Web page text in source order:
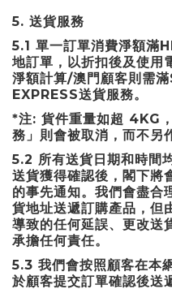
5. 送貨服務
5.1 單一訂單消費淨額滿
地訂單，以折扣後及使用
淨額計算/澳門顧客則需滿
EXPRESS送貨服務。
*注: 貨件重量如超 4KG
務」則會被取消，而不另
5.2 所有送貨日期和時間
送貨獲得確認後，閣下將
的事先通知。我們會盡合
貨地址送遞訂購產品，但
導致的任何延誤、更改送
承擔任何責任。
5.3 我們會按照顧客在本
於顧客提交訂單確認後送